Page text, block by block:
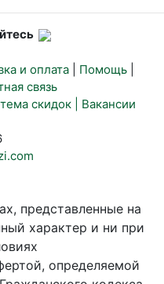
и оплата Помощь
связь
скидок | Вакансии
представленные на
характер и ни при
определяемой